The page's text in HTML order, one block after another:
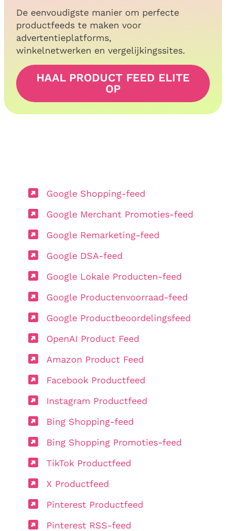
De eenvoudigste manier om perfecte
productfeeds te maken voor
advertentieplatforms,
winkelnetwerken en vergelijkingssites.
HAAL PRODUCT FEED ELITE
OP
Google Shopping-feed
Google Merchant Promoties-feed
Google Remarketing-feed
Google DSA-feed
Google Lokale Producten-feed
Google Productenvoorraad-feed
Google Productbeoordelingsfeed
OpenAI Product Feed
Amazon Product Feed
Facebook Productfeed
Instagram Productfeed
Bing Shopping-feed
Bing Shopping Promoties-feed
TikTok Productfeed
X Productfeed
Pinterest Productfeed
Pinterest RSS-feed